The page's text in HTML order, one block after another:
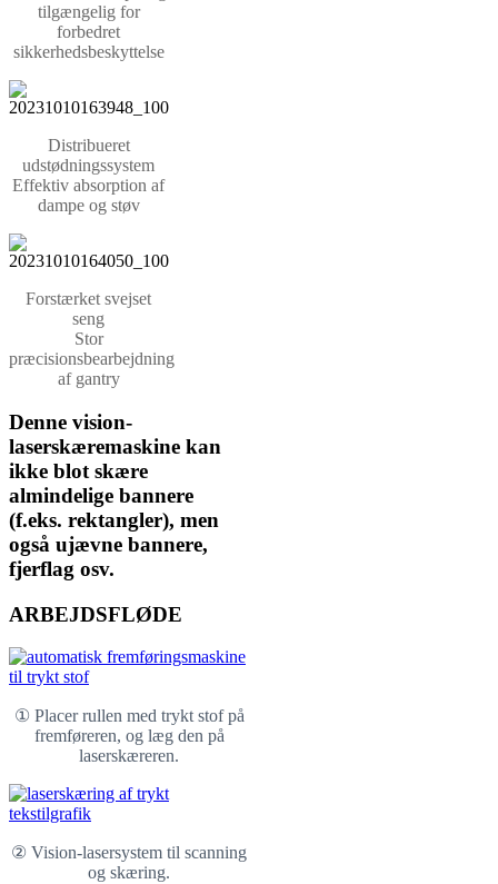
tilgængelig for
forbedret
sikkerhedsbeskyttelse
Distribueret
udstødningssystem
Effektiv absorption af
dampe og støv
Forstærket svejset
seng
Stor
præcisionsbearbejdning
af gantry
Denne vision-
laserskæremaskine kan
ikke blot skære
almindelige bannere
(f.eks. rektangler), men
også ujævne bannere,
fjerflag osv.
ARBEJDSFLØDE
① Placer rullen med trykt stof på
fremføreren, og læg den på
laserskæreren.
② Vision-lasersystem til scanning
og skæring.